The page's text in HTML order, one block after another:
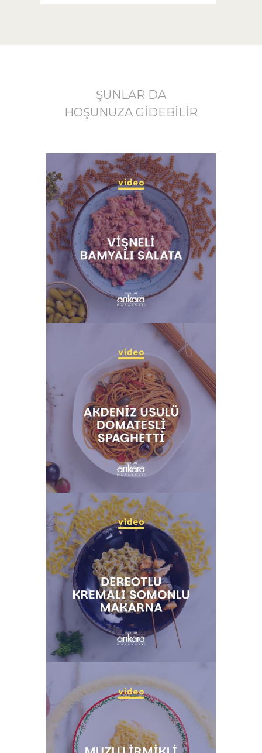
ŞUNLAR DA
HOŞUNUZA GIDEBILIR
VIŞNELI BAMYALI SALATA
AKDENIZ USULÜ DOMATESLI
SPAGHETTI